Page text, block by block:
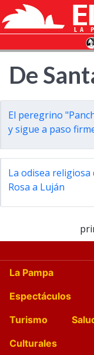
De
El peregrino
y sigue a paso
La odisea religiosa
Rosa a Luján
La Pampa
Espectáculos
Turismo
Culturales